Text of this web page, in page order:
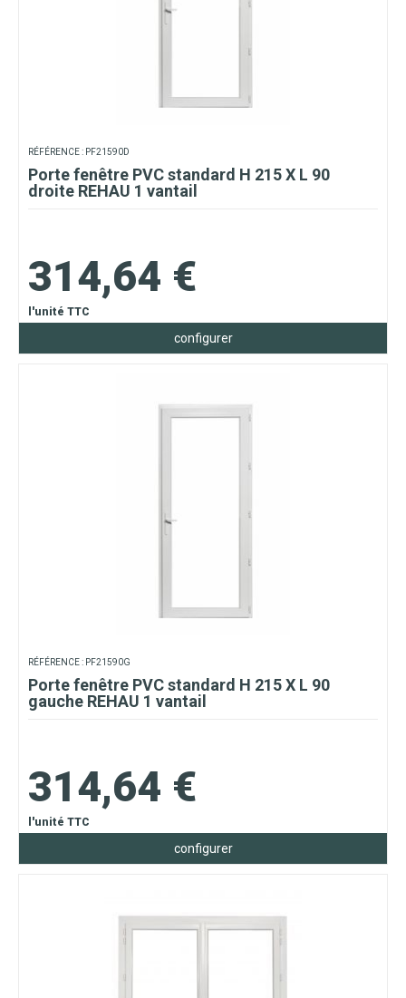
RÉFÉRENCE : PF21590D
Porte fenêtre PVC standard H 215 X L 90
droite REHAU 1 vantail
314,64 €
l'unité TTC
configurer
RÉFÉRENCE : PF21590G
Porte fenêtre PVC standard H 215 X L 90
gauche REHAU 1 vantail
314,64 €
l'unité TTC
configurer